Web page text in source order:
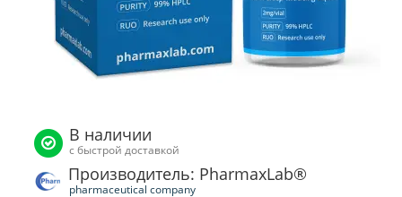
В наличии
с быстрой доставкой
Производитель: PharmaxLab®
pharmaceutical company